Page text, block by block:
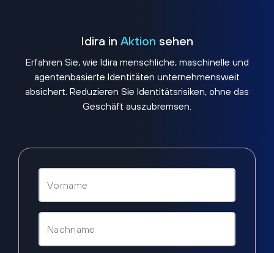
Idira in Aktion sehen
Erfahren Sie, wie Idira menschliche, maschinelle und
agentenbasierte Identitäten unternehmensweit
absichert. Reduzieren Sie Identitätsrisiken, ohne das
Geschäft auszubremsen.